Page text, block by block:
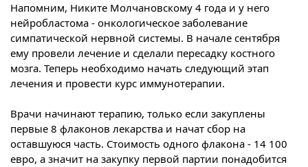
Напомним, Никите Молчановскому 4 года и у него
нейробластома - онкологическое заболевание
симпатической нервной системы. В начале сентября
ему провели лечение и сделали пересадку костного
мозга. Теперь необходимо начать следующий этап
лечения и провести курс иммунотерапии.
Врачи начинают терапию, только если закуплены
первые 8 флаконов лекарства и начат сбор на
оставшуюся часть. Стоимость одного флакона - 14 100
евро, а значит на закупку первой партии понадобится